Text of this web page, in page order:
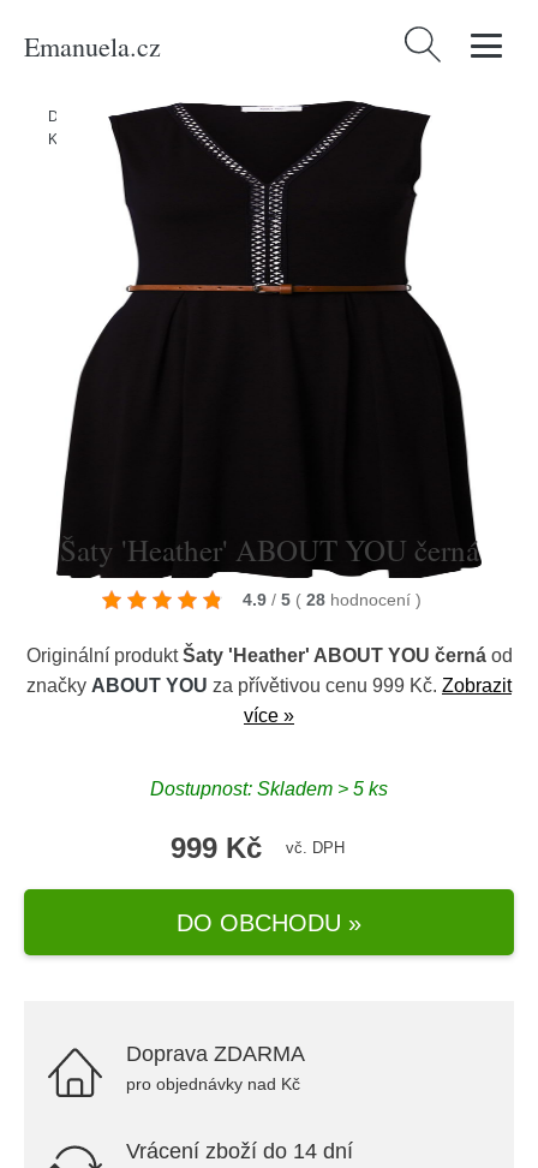
Emanuela.cz Vyhledávání
Domů Produkty Ženy Oblečení/Móda pro plnoštíhlé/Šaty
Košilové šaty
Šaty 'Heather' ABOUT YOU černá
Šaty 'Heather' ABOUT YOU černá
4.9 / 5 ( 28 hodnocení )
Originální produktŠaty 'Heather' ABOUT YOU černáod
značky ABOUT YOU za přívětivou cenu 999 Kč. Zobrazit
více »
Dostupnost: Skladem > 5 ks
999 Kč vč. DPH
DO OBCHODU »
Doprava ZDARMA
pro objednávky nad Kč
Vrácení zboží do 14 dní